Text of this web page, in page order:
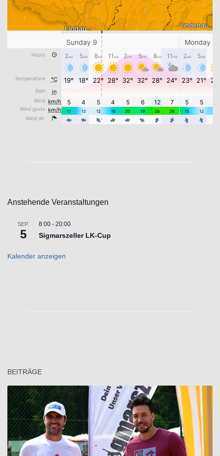
Anstehende Veranstaltungen
SEP.
5
8:00 - 20:00
Sigmarszeller LK-Cup
Kalender anzeigen
BEITRÄGE